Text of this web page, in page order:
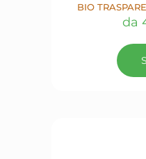
BIO
da